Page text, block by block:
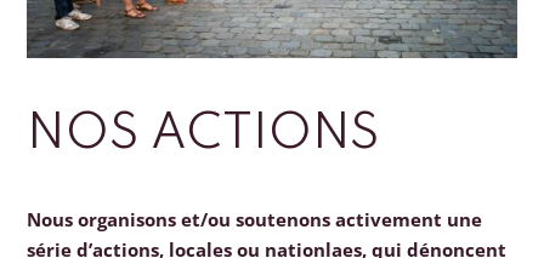
NOS ACTIONS
Nous organisons et/ou soutenons activement une
série d’actions, locales ou nationlaes, qui dénoncent